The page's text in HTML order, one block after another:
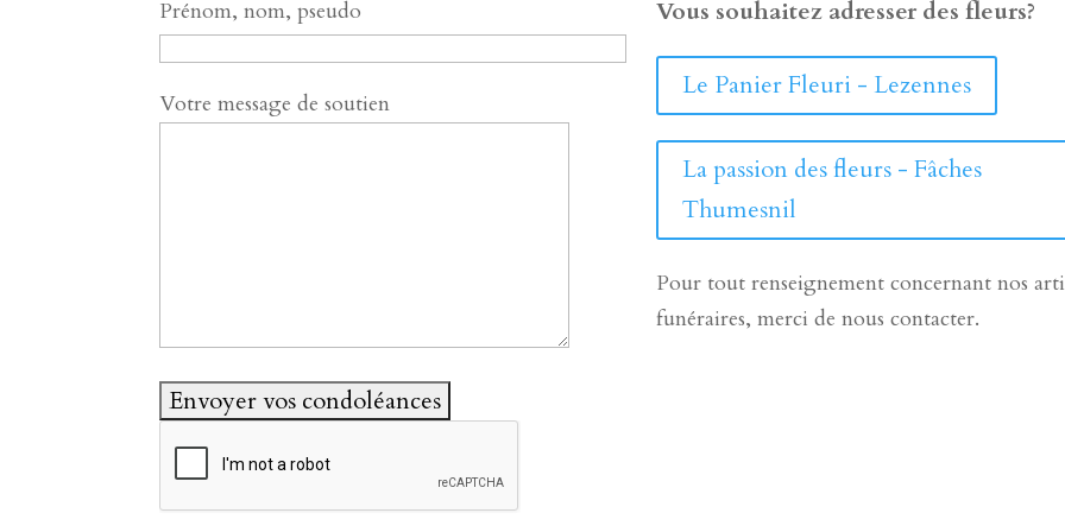
Prénom, nom, pseudo
Votre message de soutien
Vous souhaitez adresser des fleurs?
Le Panier Fleuri - Lezennes
La passion des fleurs - Fâches
Thumesnil
Pour tout renseignement concernant nos
funéraires, merci de nous contacter.